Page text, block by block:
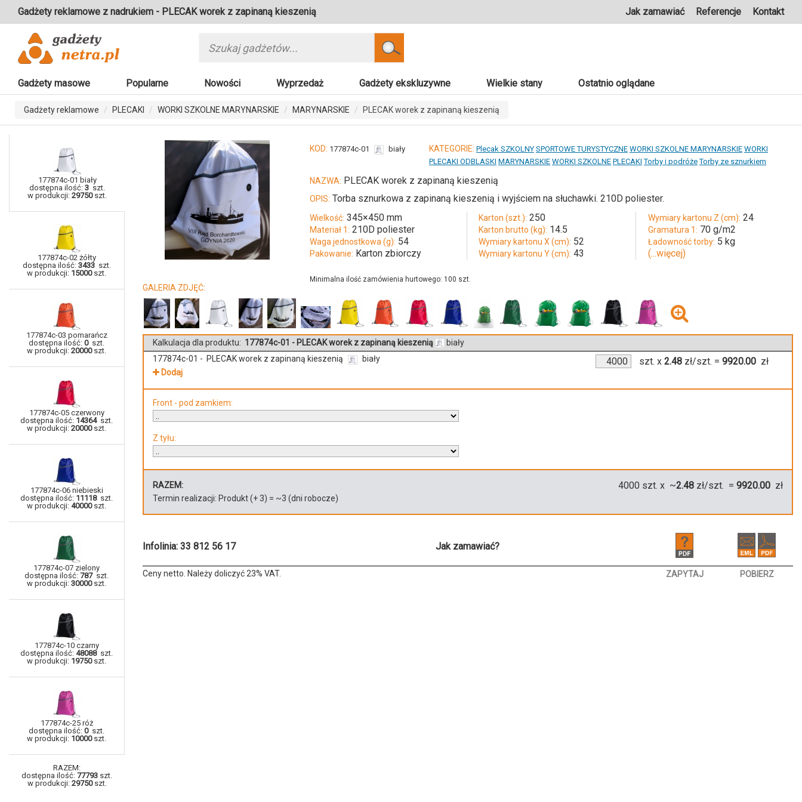
Gadżety reklamowe z nadrukiem - PLECAK worek z zapinaną kieszenią Jak zamawiać Referencje Kontakt
Szukaj
Gadżety masowe Popularne Nowości Wyprzedaż Gadżety ekskluzywne Wielkie stany Ostatnio oglądane
Gadżety reklamowe PLECAKI WORKI SZKOLNE MARYNARSKIE MARYNARSKIE PLECAK worek z zapinaną kieszenią
177874c-01 biały
dostępna ilość: 3 szt.
w produkcji: 29750szt.
177874c-02 żółty
dostępna ilość: 3433szt.
w produkcji: 15000szt.
177874c-03 pomarańcz
dostępna ilość: 0szt.
w produkcji: 20000szt.
177874c-05 czerwony
dostępna ilość: 14364szt.
w produkcji: 20000szt.
177874c-06 niebieski
dostępna ilość: 11118szt.
w produkcji: 40000szt.
177874c-07 zielony
dostępna ilość: 787szt.
w produkcji: 30000szt.
177874c-10 czarny
dostępna ilość: 48088szt.
w produkcji: 19750szt.
177874c-25 róż
dostępna ilość: 0szt.
w produkcji: 10000szt.
RAZEM:
dostępna ilość: 77793 szt.
w produkcji: 29750szt.
KOD: 177874c-01 biały KATEGORIE: Plecak SZKOLNY SPORTOWE TURYSTYCZNE WORKI SZKOLNE MARYNARSKIE WORKI
PLECAKI ODBLASKI MARYNARSKIE WORKI SZKOLNE PLECAKI Torby i podróże Torby ze sznurkiem
NAZWA: PLECAK worek z zapinaną kieszenią
OPIS: Torba sznurkowa z zapinaną kieszenią i wyjściem na słuchawki. 210D poliester.
Wielkość: 345×450 mm
Materiał 1: 210D poliester
Waga jednostkowa (g): 54
Pakowanie: Karton zbiorczy
Karton (szt.): 250
Karton brutto (kg): 14.5
Wymiary kartonu X (cm): 52
Wymiary kartonu Y (cm): 43
Wymiary kartonu Z (cm): 24
Gramatura 1: 70 g/m2
Ładowność torby: 5 kg
(...więcej)
Minimalna ilość zamówienia hurtowego: 100 szt.
GALERIA ZDJĘĆ:
Kalkulacja dla produktu: 177874c-01 - PLECAK worek z zapinaną kieszenią
biały
177874c-01 - PLECAK worek z zapinaną kieszenią
biały szt. x 2.48 zł/szt. = 9920.00 zł
Dodaj
Front - pod zamkiem:
Z tyłu:
RAZEM: 4000 szt. x ~2.48 zł/szt. = 9920.00 zł
Termin realizacji: Produkt(+3) = ~3 (dni robocze)
Infolinia: 33 812 56 17 Jak zamawiać?
Ceny netto. Należy doliczyć 23% VAT. ZAPYTAJ POBIERZ